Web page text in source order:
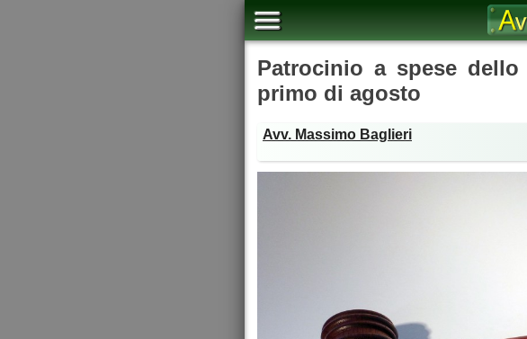
Patrocinio a spese
primo di agosto
Avv. Massimo Baglieri